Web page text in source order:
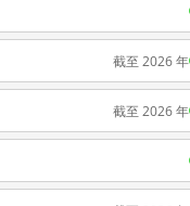
截至 2026 年
截至 2026 年